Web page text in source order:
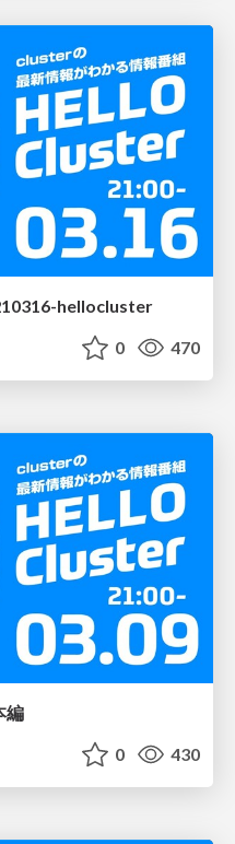
hellocluster
0 470
編
0 430